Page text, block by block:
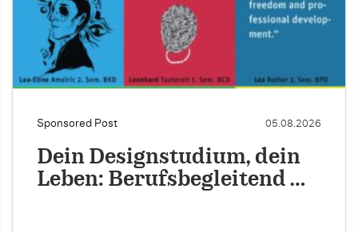
Sponsored Post 05.08.2026
Dein Designstudium, dein
Leben: Berufsbegleitend …